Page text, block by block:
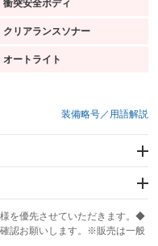
衝突安全ボディ
：装備あり
クリアランスソナー
：装備あり
オートライト
：装備あり
装備略号／用語解説
ABS
を優先させていただきます。◆
認お願いします。※販売は一般